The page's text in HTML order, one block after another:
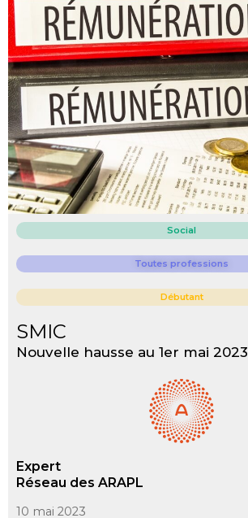
Social
Toutes professions
Débutant
SMIC
Nouvelle hausse au 1er mai 2023
Expert
Réseau des ARAPL
10 mai 2023